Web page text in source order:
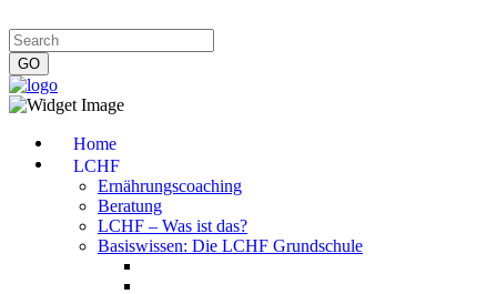
Home
LCHF
Ernährungscoaching
Beratung
LCHF – Was ist das?
Basiswissen: Die LCHF Grundschule